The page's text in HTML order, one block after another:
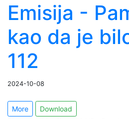
Emisija -
kao da je
112
2024-10-08
More Download